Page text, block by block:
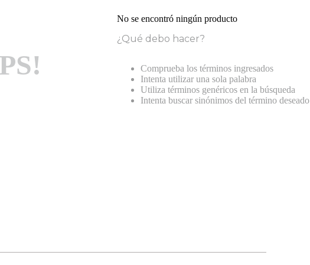
No se encontró ningún producto
¿Qué debo hacer?
Comprueba los términos ingresados
Intenta utilizar una sola palabra
Utiliza términos genéricos en la búsqueda
Intenta buscar sinónimos del término deseado